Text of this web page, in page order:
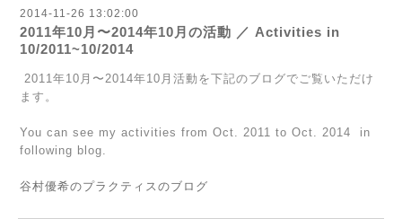
2014-11-26 13:02:00
2011年10月〜2014年10月の活動 ／ Activities in
10/2011~10/2014
2011年10月〜2014年10月活動を下記のブログでご覧いただけ
ます。
You can see my activities from Oct. 2011 to Oct. 2014 in
following blog.
谷村優希のプラクティスのブログ